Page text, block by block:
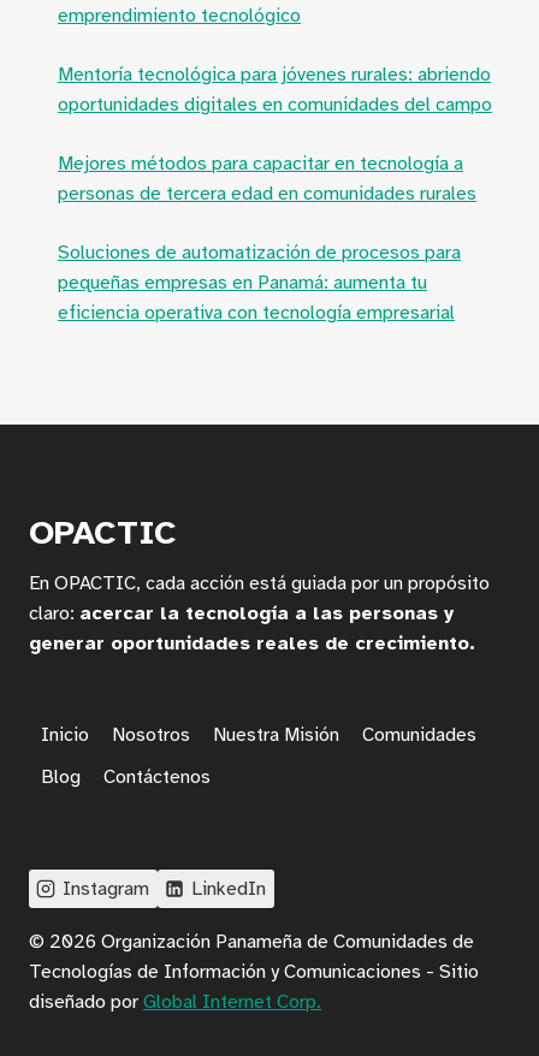
emprendimiento tecnológico
Mentoría tecnológica para jóvenes rurales: abriendo
oportunidades digitales en comunidades del campo
Mejores métodos para capacitar en tecnología a
personas de tercera edad en comunidades rurales
Soluciones de automatización de procesos para
pequeñas empresas en Panamá: aumenta tu
eficiencia operativa con tecnología empresarial
OPACTIC
En OPACTIC, cada acción está guiada por un propósito
claro: acercar la tecnología a las personas y
generar oportunidades reales de crecimiento.
Inicio Nosotros Nuestra Misión
Comunidades
Blog
Contáctenos
Instagram LinkedIn
© 2026 Organización Panameña de Comunidades de
Tecnologías de Información y Comunicaciones - Sitio
diseñado por Global Internet Corp.